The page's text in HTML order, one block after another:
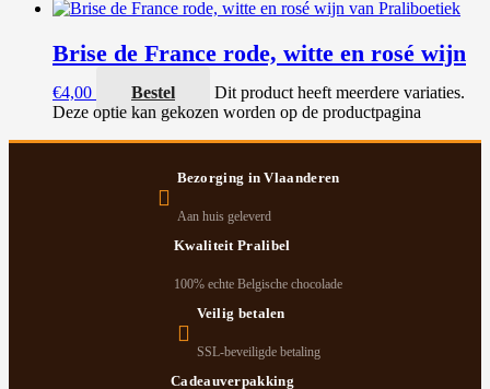
Brise de France rode, witte en rosé wijn
€4,00 Bestel
Dit product heeft meerdere variaties.
Deze optie kan gekozen worden op de productpagina
Bezorging in Vlaanderen
Aan huis geleverd
Kwaliteit Pralibel
100% echte Belgische chocolade
Veilig betalen
SSL-beveiligde betaling
Cadeauverpakking